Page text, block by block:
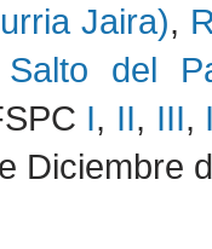
Jaira),
del
I, II, III,
Diciembre